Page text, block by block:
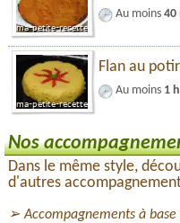
Au moins 40
Flan au
Au moins 1
Nos
Dans le même style,
d'autres
Accompagnements à